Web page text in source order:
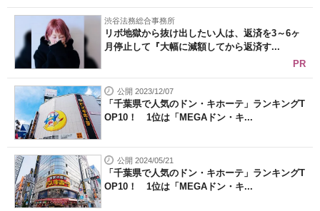
渋谷法務総合事務所
リボ地獄から抜け出したい人は、返済を3～6ヶ
月停止して『大幅に減額してから返済す...
PR
公開 2023/12/07
「千葉県で人気のドン・キホーテ」ランキングT
OP10！ 1位は「MEGAドン・キ...
公開 2024/05/21
「千葉県で人気のドン・キホーテ」ランキングT
OP10！ 1位は「MEGAドン・キ...